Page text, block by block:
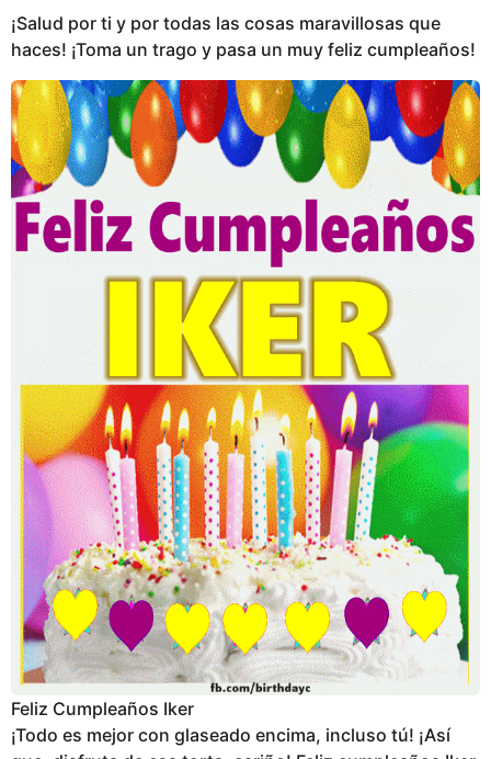
¡Salud por ti y por todas las cosas maravillosas que
haces! ¡Toma un trago y pasa un muy feliz cumpleaños!
Feliz Cumpleaños Iker
¡Todo es mejor con glaseado encima, incluso tú! ¡Así